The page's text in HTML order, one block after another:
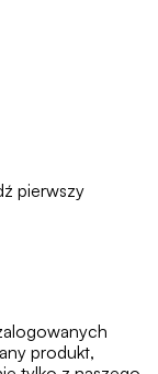
pierwszy
produkt,